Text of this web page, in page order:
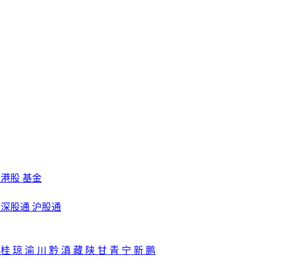
港股 基金
深股通 沪股通
桂 琼 渝 川 黔 滇 藏 陕 甘 青 宁 新 鹏